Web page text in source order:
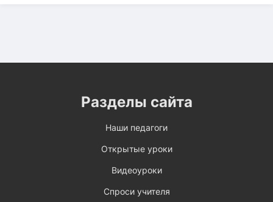
Разделы сайта
Наши педагоги
Открытые уроки
Видеоуроки
Спроси учителя